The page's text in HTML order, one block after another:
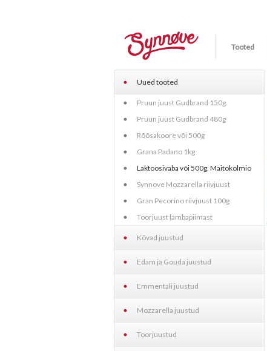
Tooted
Uued tooted
Pruun juust Gudbrand 150g
Pruun juust Gudbrand 480g
Rõõsakoore või 500g
Grana Padano 1kg
Laktoosivaba või 500g, Maitokolmio
Synnove Mozzarella riivjuust
Gran Pecorino riivjuust 100g
Toorjuust lambapiimast
Kõvad juustud
Edam ja Gouda juustud
Emmentali juustud
Mozzarella juustud
Toorjuustud